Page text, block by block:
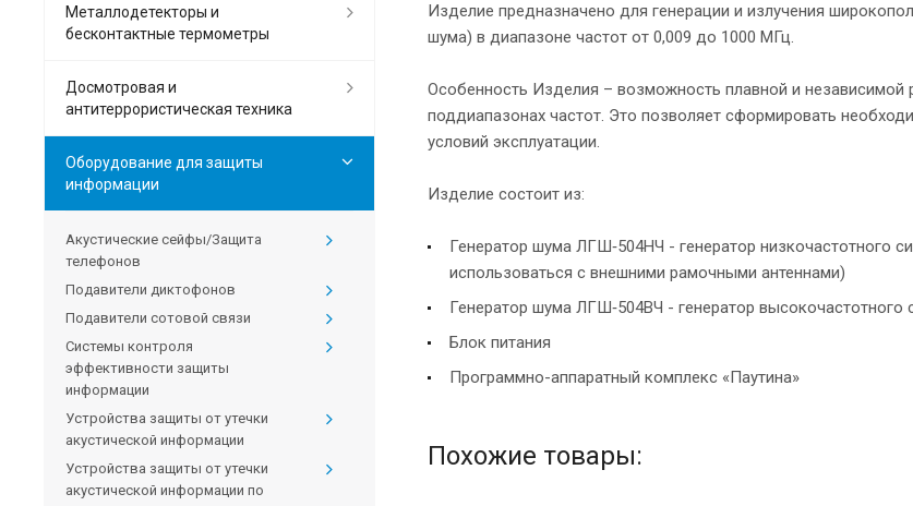
Изделие предназначено для генерации и излучения
шума) в диапазоне частот от 0,009 до 1000 МГц.
Особенность Изделия – возможность плавной и независимой
поддиапазонах частот. Это позволяет сформировать
условий эксплуатации.
Изделие состоит из:
Генератор шума ЛГШ‑504НЧ - генератор низкочастотного
использоваться с внешними рамочными антеннами)
Генератор шума ЛГШ‑504ВЧ - генератор высокочастотного
Блок питания
Программно-аппаратный комплекс «Паутина»
Похожие товары:
Металлодетекторы и
бесконтактные термометры
Досмотровая и
антитеррористическая техника
Оборудование для защиты
информации
Акустические сейфы/Защита
телефонов
Подавители диктофонов
Подавители сотовой связи
Системы контроля
эффективности защиты
информации
Устройства защиты от утечки
акустической информации
Устройства защиты от утечки
акустической информации по